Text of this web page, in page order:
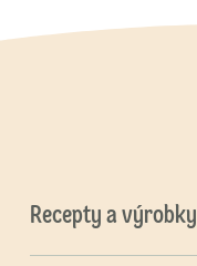
Recepty a výrobky